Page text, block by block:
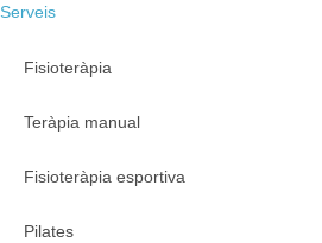
Serveis
Fisioteràpia
Teràpia manual
Fisioteràpia esportiva
Pilates